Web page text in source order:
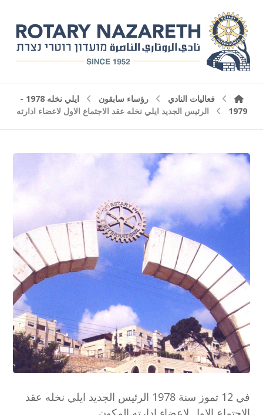
فعاليات النادي رؤساء سابقون
ايلي نخله 1978 -
1979
الرئيس الجديد ايلي نخله عقد الاجتماع الاول لاعضاء ادارته
في 12 تموز سنة 1978 الرئيس الجديد ايلي نخله عقد